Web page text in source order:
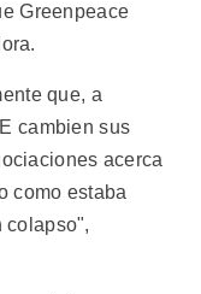
Greenpeace
que, a
cambien sus
acerca
como estaba
colapso",